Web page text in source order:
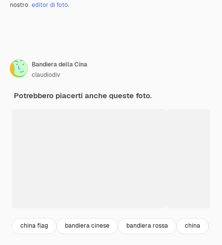
nostro editor di foto.
Bandiera della Cina
claudiodiv
Potrebbero piacerti anche queste foto.
china flag bandiera cinese bandiera rossa china